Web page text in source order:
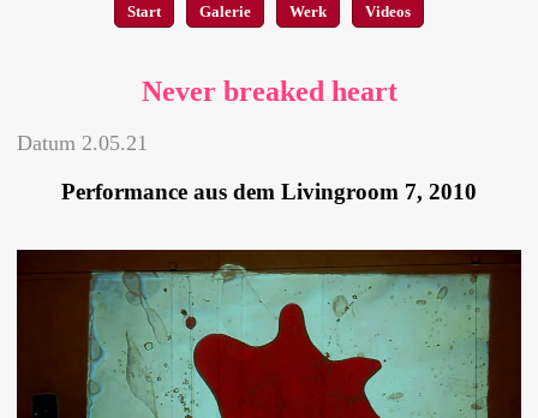
Start Galerie Werk Videos
Never breaked heart
Datum 2.05.21
Performance aus dem Livingroom 7, 2010